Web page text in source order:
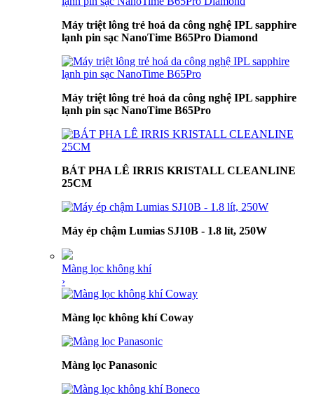
Máy triệt lông trẻ hoá da công nghệ IPL sapphire
lạnh pin sạc NanoTime B65Pro Diamond
Máy triệt lông trẻ hoá da công nghệ IPL sapphire
lạnh pin sạc NanoTime B65Pro
BÁT PHA LÊ IRRIS KRISTALL CLEANLINE
25CM
Máy ép chậm Lumias SJ10B - 1.8 lít, 250W
Màng lọc không khí
›
Màng lọc không khí Coway
Màng lọc Panasonic